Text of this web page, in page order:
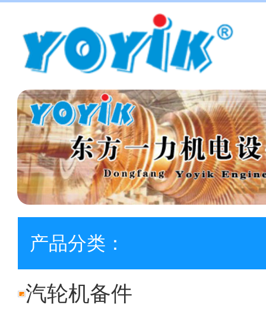
产品分类：
汽轮机备件